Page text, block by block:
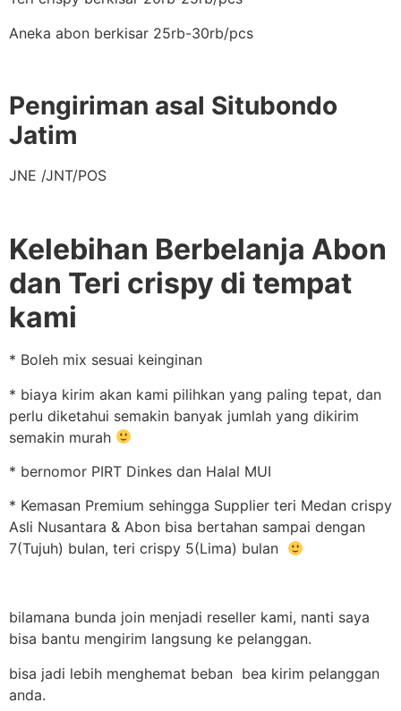
Aneka abon berkisar 25rb-30rb/pcs
Pengiriman asal Situbondo
Jatim
JNE /JNT/POS
Kelebihan Berbelanja Abon
dan Teri crispy di tempat
kami
* Boleh mix sesuai keinginan
* biaya kirim akan kami pilihkan yang paling tepat, dan
perlu diketahui semakin banyak jumlah yang dikirim
semakin murah
* bernomor PIRT Dinkes dan Halal MUI
* Kemasan Premium sehingga Supplier teri Medan crispy
Asli Nusantara & Abon bisa bertahan sampai dengan
7(Tujuh) bulan, teri crispy 5(Lima) bulan
bilamana bunda join menjadi reseller kami, nanti saya
bisa bantu mengirim langsung ke pelanggan.
bisa jadi lebih menghemat beban bea kirim pelanggan
anda.